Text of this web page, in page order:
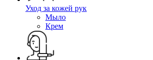
Уход за кожей рук
Мыло
Крем